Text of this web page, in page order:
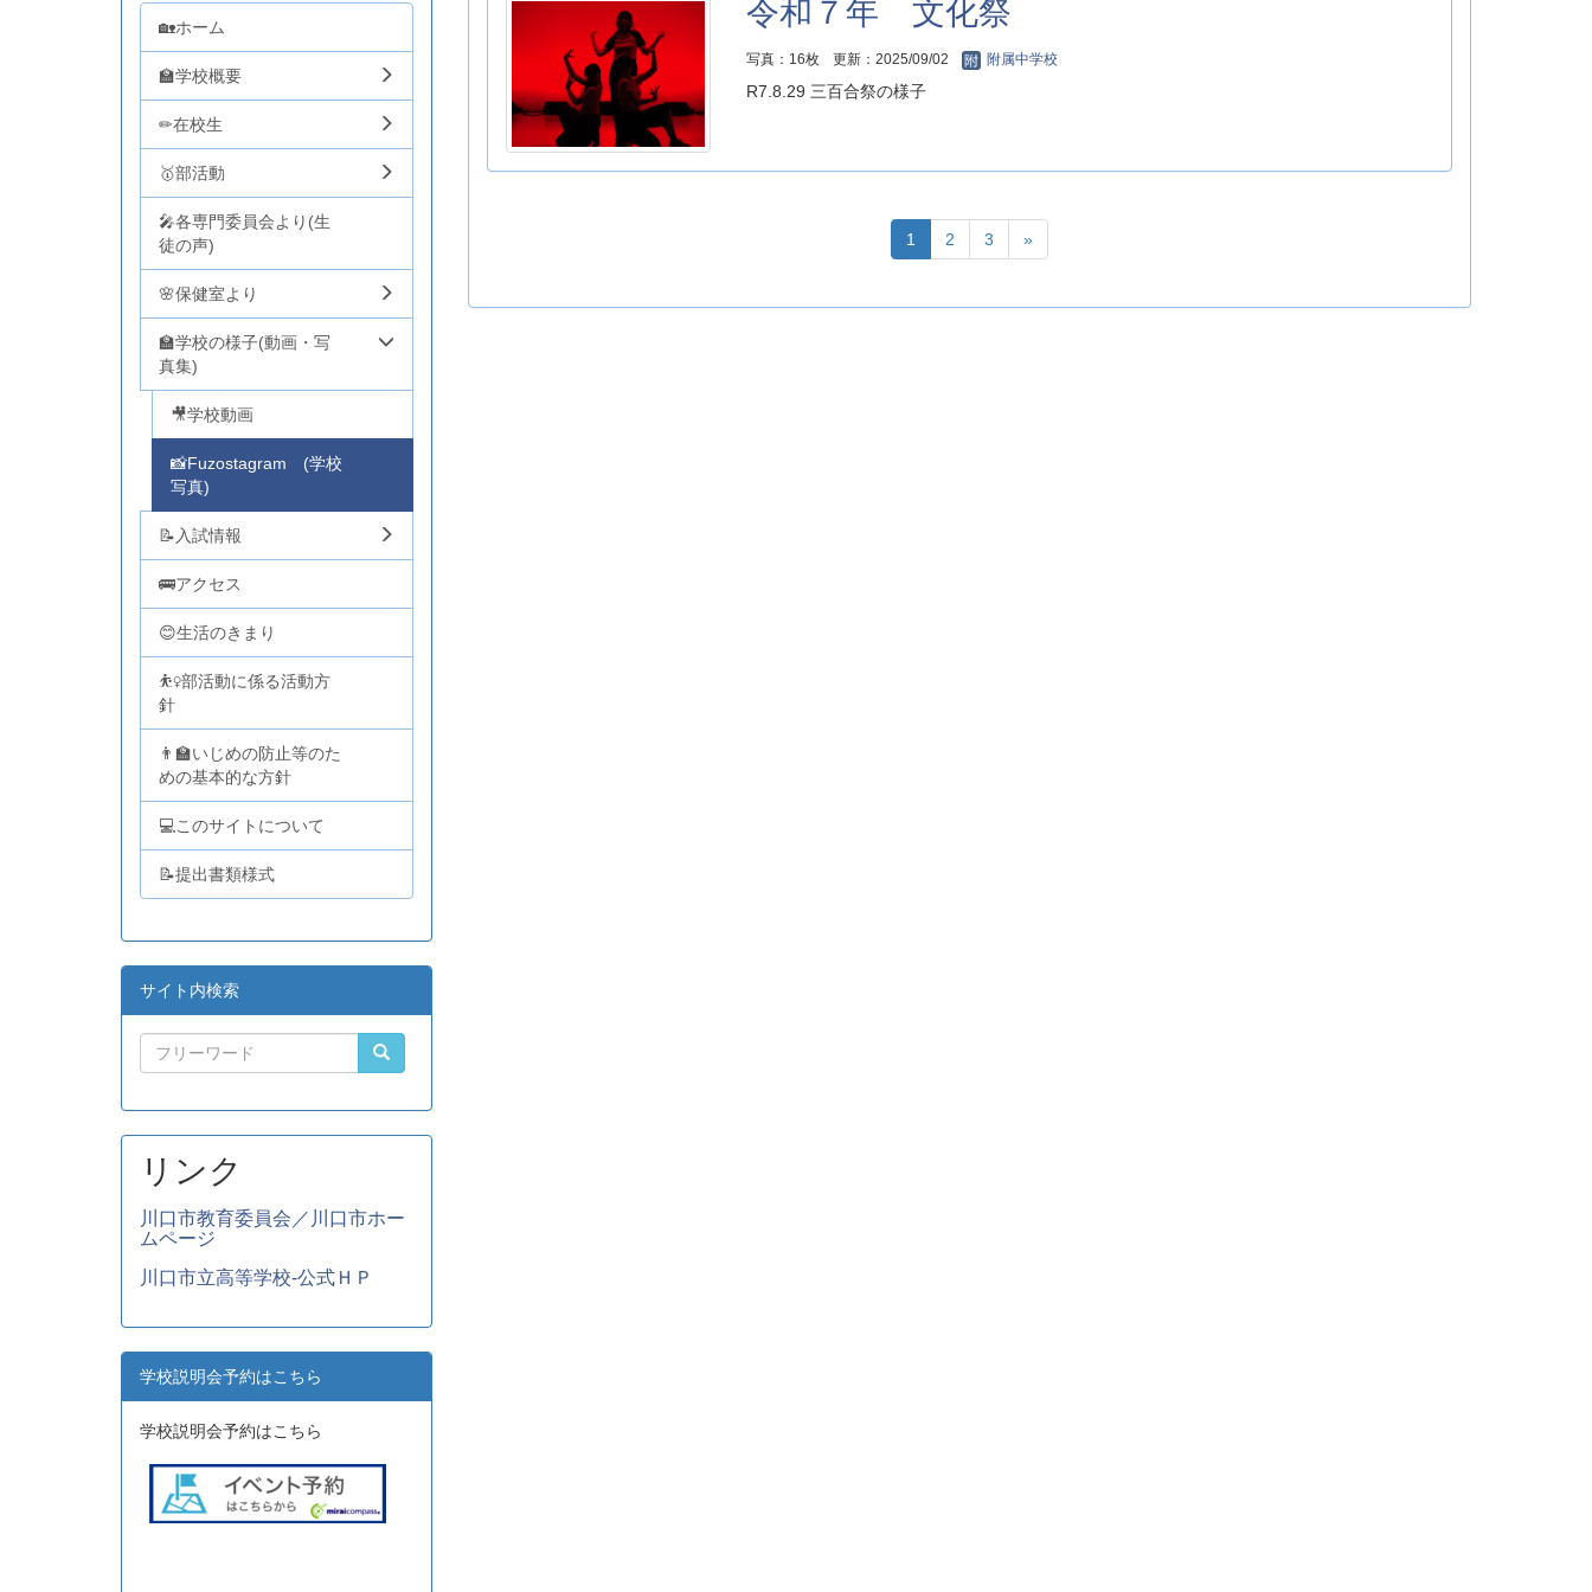
令和７年 文化祭
写真：16枚 更新：2025/09/02 附属中学校
R7.8.29 三百合祭の様子
1 2 3 »
🏡ホーム
🏫学校概要
✏在校生
🥇部活動
🎤各専門委員会より(生
徒の声)
🌸保健室より
🏫学校の様子(動画・写
真集)
🎥学校動画
📸Fuzostagram (学校
写真)
📝入試情報
🚌アクセス
😊生活のきまり
⛹️‍♀️部活動に係る活動方
針
👨‍🏫いじめの防止等のた
めの基本的な方針
💻このサイトについて
📝提出書類様式
サイト内検索
リンク
川口市教育委員会／川口市ホー
ムページ
川口市立高等学校-公式ＨＰ
学校説明会予約はこちら
学校説明会予約はこちら